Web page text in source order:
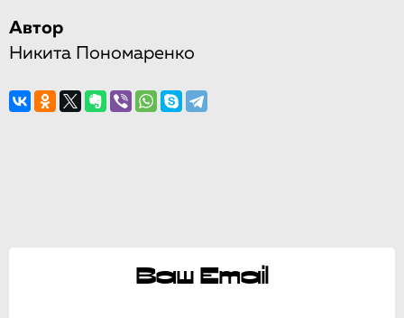
Автор
Никита Пономаренко
Ваш Email